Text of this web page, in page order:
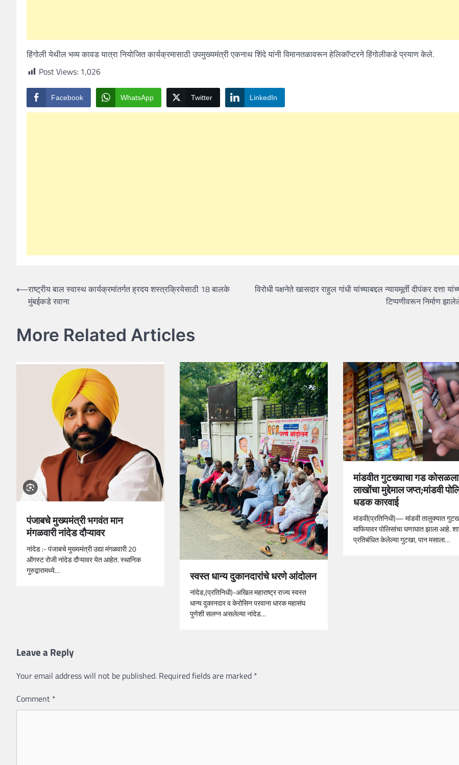
हिंगोली येथील भव्य कावड यात्रा नियोजित कार्यक्रमासाठी उपमुख्यमंत्री एकनाथ शिंदे यांनी विमानतळावरून हेलिकॉप्टरने हिंगोलीकडे प्रयाण केले.
Post Views: 1,026
Facebook WhatsApp Twitter LinkedIn
Post
navigation
⟵राष्ट्रीय बाल स्वास्थ कार्यक्रमांतर्गत ह्रदय शस्त्रक्रियेसाठी 18 बालके
मुंबईकडे रवाना
विरोधी पक्षनेते खासदार राहुल गांधी यांच्याबद्दल न्यायमूर्ती दीपंकर दत्ता
टिप्पणीवरून निर्माण
More Related Articles
पंजाबचे मुख्यमंत्री भगवंत मान
मंगळवारी नांदेड दौऱ्यावर
नांदेड :- पंजाबचे मुख्यमंत्री उद्या मंगळवारी 20
ऑगस्ट रोजी नांदेड दौऱ्यावर येत आहेत. स्थानिक
गुरुद्वारामध्ये…
स्वस्त धान्य दुकानदारांचे धरणे आंदोलन
नांदेड,(प्रतिनिधी)-अखिल महाराष्ट्र राज्य स्वस्त
धान्य दुकानदार व केरोसिन परवाना धारक महासंघ
पुणेशी सलग्न असलेल्या नांदेड…
मांडवीत गुटख्याचा गड
लाखोंचा मुद्देमाल जप्त;मांडवी
धडक कारवाई
मांडवी(प्रतिनिधी)— मांडवी तालुक्यात
माफियावर पोलिसांचा घणाघात झाला आहे.
प्रतिबंधित केलेल्या गुटखा, पान मसाला…
Leave a Reply
Your email address will not be published. Required fields are marked *
Comment *